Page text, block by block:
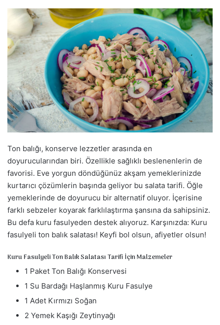
r
e
p
o
s
t
a
g
ö
n
d
e
r
Ton balığı, konserve lezzetler arasında en
doyurucularından biri. Özellikle sağlıklı beslenenlerin de
favorisi. Eve yorgun döndüğünüz akşam yemeklerinizde
kurtarıcı çözümlerin başında geliyor bu salata tarifi. Öğle
yemeklerinde de doyurucu bir alternatif oluyor. İçerisine
farklı sebzeler koyarak farklılaştırma şansına da sahipsiniz.
Bu defa kuru fasulyeden destek alıyoruz. Karşınızda: Kuru
fasulyeli ton balık salatası! Keyfi bol olsun, afiyetler olsun!
Kuru Fasulyeli Ton Balık Salatası Tarifi İçin Malzemeler
1 Paket Ton Balığı Konservesi
1 Su Bardağı Haşlanmış Kuru Fasulye
1 Adet Kırmızı Soğan
2 Yemek Kaşığı Zeytinyağı